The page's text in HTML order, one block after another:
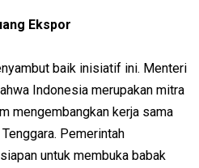
Ekspor
baik inisiatif ini. Menteri
Indonesia merupakan mitra
mengembangkan kerja sama
Pemerintah
untuk membuka babak